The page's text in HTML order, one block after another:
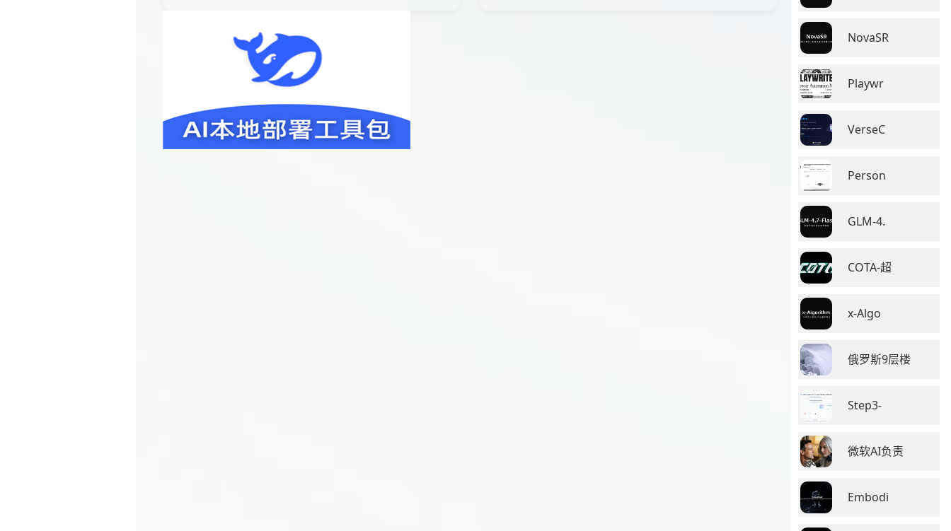
NovaSR
Playwr
VerseC
Person
GLM-4.
COTA-超
x-Algo
俄罗斯9层楼
Step3-
微软AI负责
Embodi